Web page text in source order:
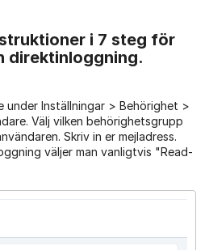
i 7 steg för
direktinloggning.
under Inställningar > Behörighet >
Välj vilken behörighetsgrupp
Skriv in er mejladress.
väljer man vanligtvis "Read-